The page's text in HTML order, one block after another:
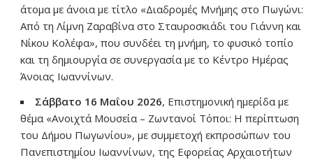
άτομα με άνοια με τίτλο «Διαδρομές Μνήμης στο Πωγώνι:
Από τη Λίμνη Ζαραβίνα στο Σταυροσκιάδι του Γιάννη και
Νίκου Κολέφα», που συνδέει τη μνήμη, το φυσικό τοπίο
και τη δημιουργία σε συνεργασία με το Κέντρο Ημέρας
Άνοιας Ιωαννίνων.
Σάββατο 16 Μαΐου 2026, Επιστημονική ημερίδα με
θέμα «Ανοιχτά Μουσεία – Ζωντανοί Τόποι: Η περίπτωση
του Δήμου Πωγωνίου», με συμμετοχή εκπροσώπων του
Πανεπιστημίου Ιωαννίνων, της Εφορείας Αρχαιοτήτων